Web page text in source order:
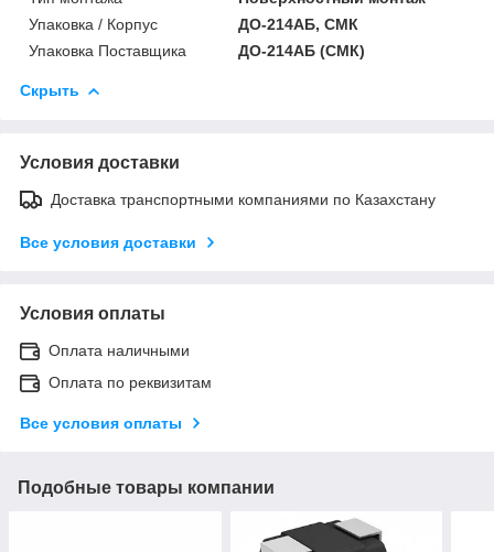
Упаковка / Корпус
ДО-214АБ, СМК
Упаковка Поставщика
ДО-214АБ (СМК)
Скрыть
Условия доставки
Доставка транспортными компаниями по Казахстану
Все условия доставки
Условия оплаты
Оплата наличными
Оплата по реквизитам
Все условия оплаты
Подобные товары компании